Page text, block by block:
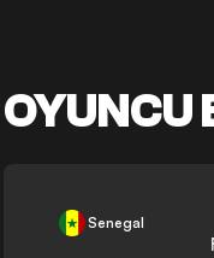
OYUNCU
Senegal